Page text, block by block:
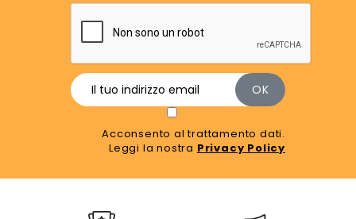
Acconsento al trattamento dati.
Leggi la nostra Privacy Policy